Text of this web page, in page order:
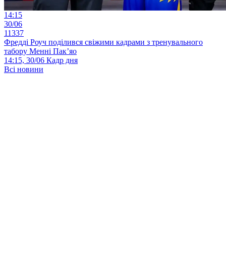
14:15
30/06
11337
Фредді Роуч поділився свіжими кадрами з тренувального
табору Менні Пак’яо
14:15, 30/06 Кадр дня
Всі новини